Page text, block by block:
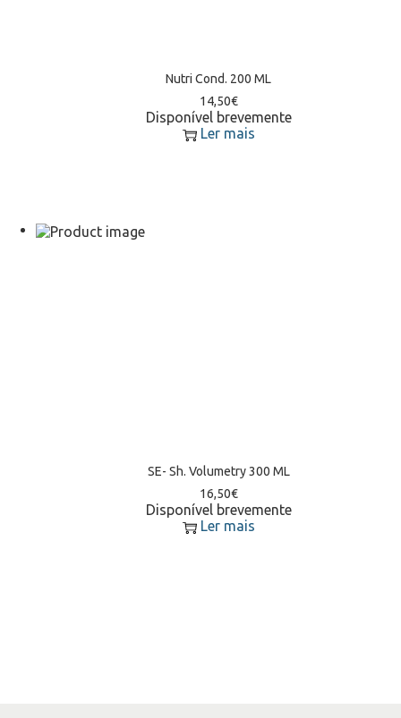
Nutri Cond. 200 ML
14,50€
Disponível brevemente
Ler mais
SE- Sh. Volumetry 300 ML
16,50€
Disponível brevemente
Ler mais